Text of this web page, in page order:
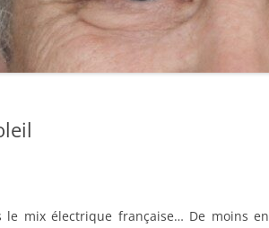
le mix électrique française… De moins en